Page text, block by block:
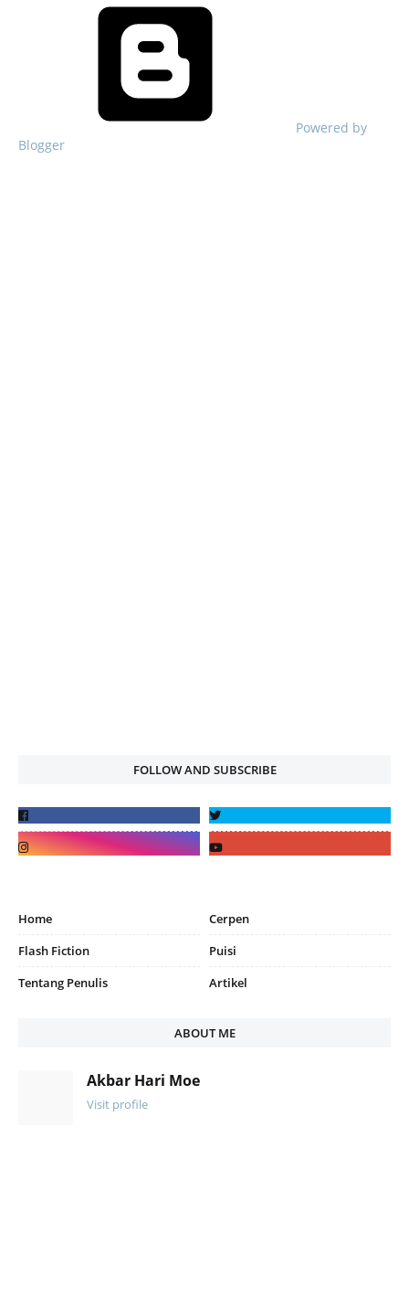
Powered by
Blogger
FOLLOW AND SUBSCRIBE
Home
Cerpen
Flash Fiction
Puisi
Tentang Penulis
Artikel
ABOUT ME
Akbar Hari Moe
Visit profile